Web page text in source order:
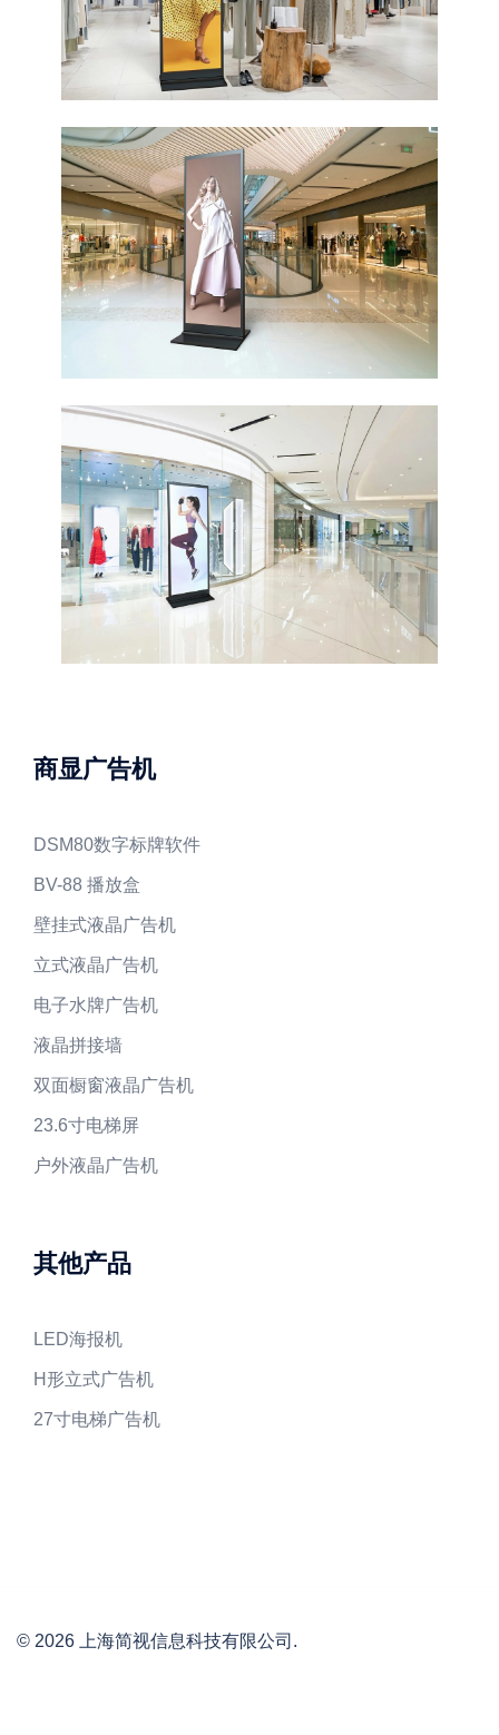
商显广告机
DSM80数字标牌软件
BV-88 播放盒
壁挂式液晶广告机
立式液晶广告机
电子水牌广告机
液晶拼接墙
双面橱窗液晶广告机
23.6寸电梯屏
户外液晶广告机
其他产品
LED海报机
H形立式广告机
27寸电梯广告机
© 2026 上海简视信息科技有限公司.